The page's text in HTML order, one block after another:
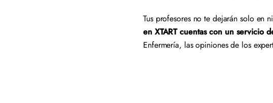
Tus profesores no te dejarán solo en
en XTART cuentas con un servicio
Enfermería, las opiniones de los